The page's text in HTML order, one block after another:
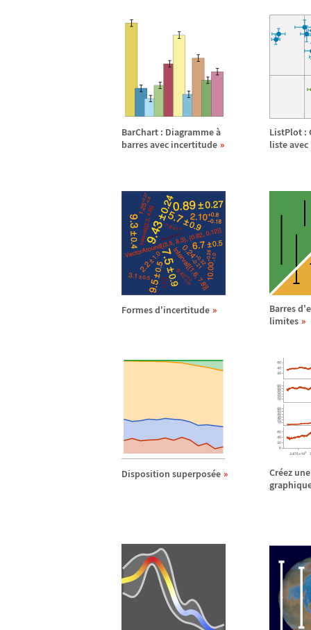
BarChart : Diagrammeà
barres avec incertitude
ListPlot :
liste
Formes d'incertitude
Barres
limites
Disposition superposée Créez